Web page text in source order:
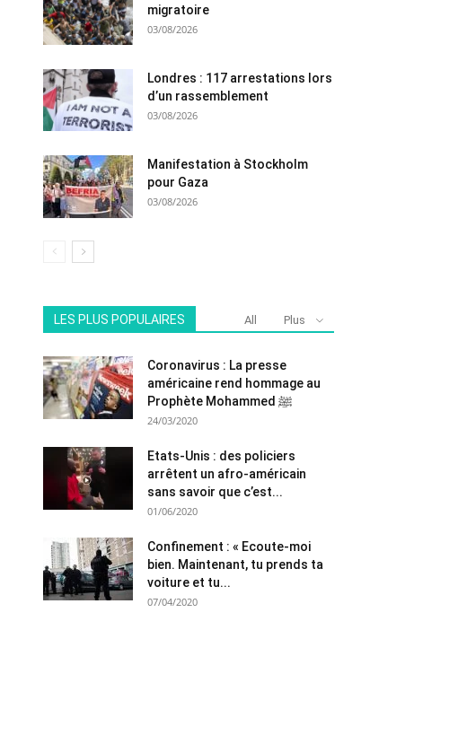
migratoire
03/08/2026
Londres : 117 arrestations lors
d’un rassemblement
03/08/2026
Manifestation à Stockholm
pour Gaza
03/08/2026
LES PLUS POPULAIRES All Plus
Coronavirus : La presse
américaine rend hommage au
Prophète Mohammed ﷺ
24/03/2020
Etats-Unis : des policiers
arrêtent un afro-américain
sans savoir que c’est...
01/06/2020
Confinement : « Ecoute-moi
bien. Maintenant, tu prends ta
voiture et tu...
07/04/2020